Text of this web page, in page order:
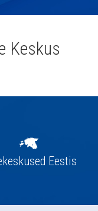
Keskus
Eestis